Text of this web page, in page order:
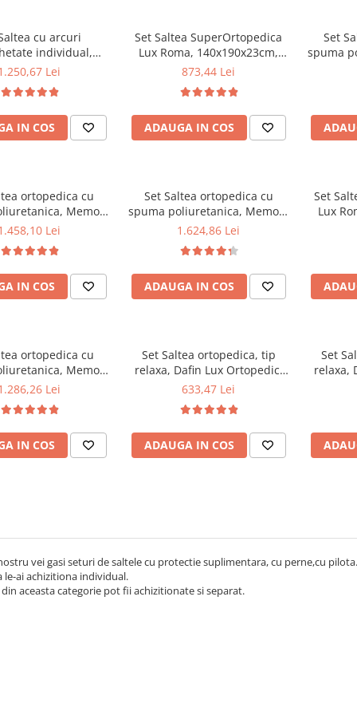
cu arcuri
individual,
Spring Milano,
soft, sistem de
Saltex
perne matlasate
50x70cm, lavabile
Lei
IN COS
Set Saltea SuperOrtopedica
Lux Roma, 140x190x23cm,
fermitate tare, cu plasa arcuri
aerisire perimetral, Saltex
plus 2 perne matlasate
microfibra 50x70cm, lavabile
la 60°C
873,44 Lei
ADAUGA IN COS
Set
spuma
sistem
Saltex
ortopedica cu
Memory
5 cm Paris,
aerisire perimetral
2 perne matlasate
50x70cm, lavabile
la 60°C
Lei
IN COS
Set Saltea ortopedica cu
spuma poliuretanica, Memory
Foam 5 cm Paris,
sistem de aerisire perimetral
Saltex plus 2 perne matlasate
microfibra 50x70cm, lavabile
la 60°C
1.624,86 Lei
ADAUGA IN COS
Set
Lux
plus
ortopedica cu
Memory
5 cm Paris,
aerisire perimetral
2 perne matlasate
50x70cm, lavabile
la 60°C
Lei
IN COS
Set Saltea ortopedica, tip
relaxa, Dafin Lux Ortopedic,
140x190x21cm, fermitate
Bonell, fata vara-iarna, sistem
de aerisire cu butoni, Salt
Confort plus 2 perne
matlasate microfibra
633,47 Lei
ADAUGA IN COS
Set
relaxa,
Bonell,
de
vei gasi seturi de saltele cu protectie suplimentara, cu perne,cu
le-ai achizitiona individual.
aceasta categorie pot fii achizitionate si separat.